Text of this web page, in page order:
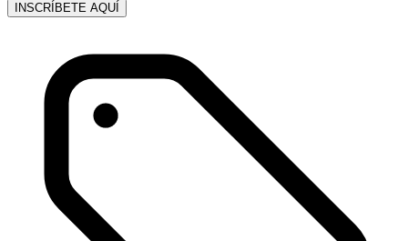
INSCRÍBETE AQUÍ